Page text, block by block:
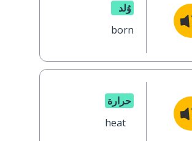
وُلد
born
حرارة
heat